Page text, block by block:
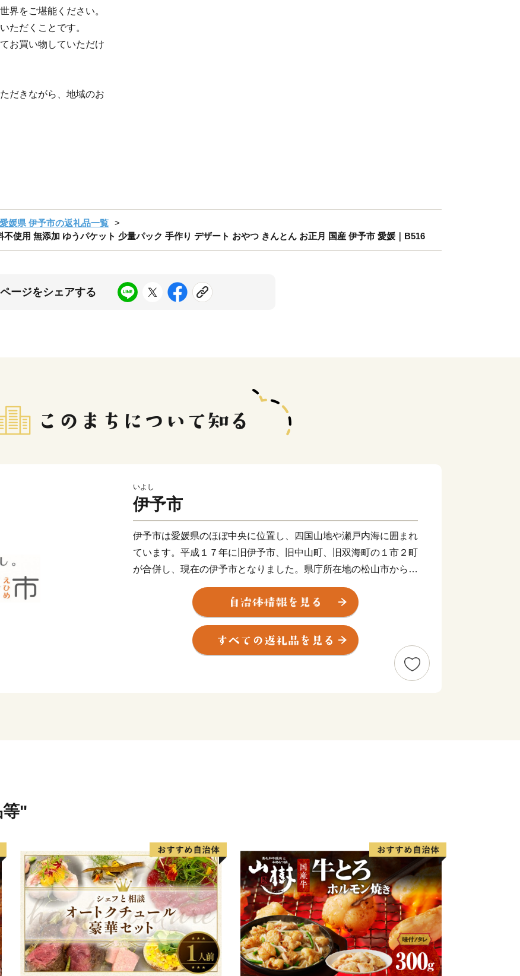
界をご堪能ください。
ただくことです。
お買い物していただけ
だきながら、地域のお
愛媛県 伊予市の返礼品一覧
使用 無添加 ゆうパケット 少量パック 手作り デザート おやつ きんとん お正月 国産 伊予市 愛媛｜B516
ージをシェアする
いよし
伊予市
伊予市は愛媛県のほぼ中央に位置し、四国山地や瀬戸内海に囲まれ
ています。平成１７年に旧伊予市、旧中山町、旧双海町の１市２町
が合併し、現在の伊予市となりました。県庁所在地の松山市からも
近く、松山空港から車で２５分ほど。アクセスも良く住みやすいま
伊予市の中心地郡中（ぐんちゅう）は商人の町として栄え、大手の
鰹節企業の工場や、小さな乾物商店までそろう出汁文化のまちで
す。８月に開催される伊予彩（いよさい）まつりでは県下でも有数
の中、手作りの工芸品や加工食品が製造されており、職人たちが住
む「クラフト」のまちです。
伊予市の西部の海岸線沿いを中心に広がる双海町は、「しずむ夕日
が立ち止まる町」として、伊予灘に沈む美しい夕日を活かしたまち
づくりに取り組んできました。水産業が盛んな地域で、中でも下灘
漁港で水揚げされるハモが有名です。他にタイ、サワラ、マナガツ
オ、イワシなどの様々な魚介類が水揚げされています。双海町には
等"